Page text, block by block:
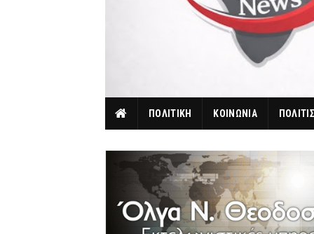
ΠΟΛΙΤΙΚΗ ΚΟΙΝΩΝΙΑ